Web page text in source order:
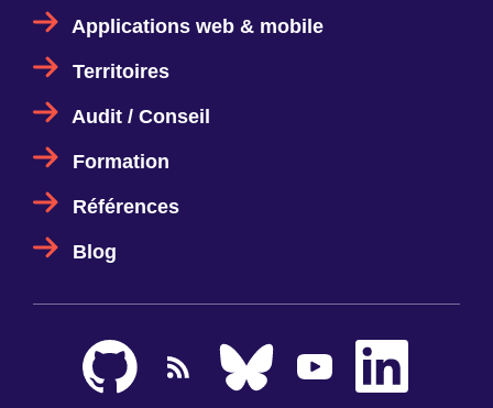
Applications web & mobile
Territoires
Audit / Conseil
Formation
Références
Blog